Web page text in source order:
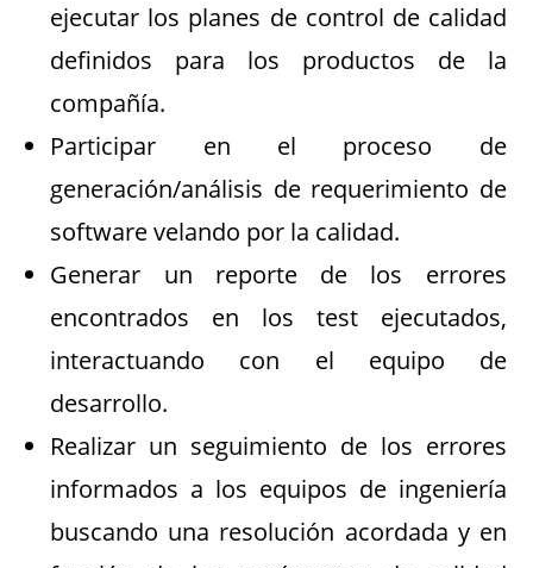
ejecutar los planes de control de calidad
definidos para los productos de la
compañía.
Participar en el proceso de
generación/análisis de requerimiento de
software velando por la calidad.
Generar un reporte de los errores
encontrados en los test ejecutados,
interactuando con el equipo de
desarrollo.
Realizar un seguimiento de los errores
informados a los equipos de ingeniería
buscando una resolución acordada y en